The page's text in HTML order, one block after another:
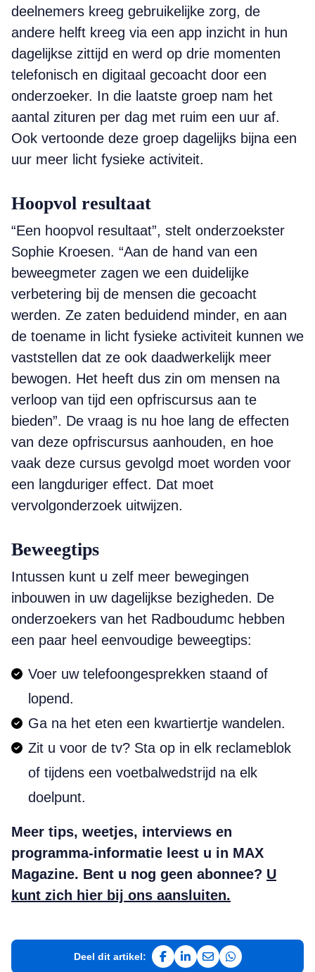
deelnemers kreeg gebruikelijke zorg, de
andere helft kreeg via een app inzicht in hun
dagelijkse zittijd en werd op drie momenten
telefonisch en digitaal gecoacht door een
onderzoeker. In die laatste groep nam het
aantal zituren per dag met ruim een uur af.
Ook vertoonde deze groep dagelijks bijna een
uur meer licht fysieke activiteit.
Hoopvol resultaat
“Een hoopvol resultaat”, stelt onderzoekster
Sophie Kroesen. “Aan de hand van een
beweegmeter zagen we een duidelijke
verbetering bij de mensen die gecoacht
werden. Ze zaten beduidend minder, en aan
de toename in licht fysieke activiteit kunnen we
vaststellen dat ze ook daadwerkelijk meer
bewogen. Het heeft dus zin om mensen na
verloop van tijd een opfriscursus aan te
bieden”. De vraag is nu hoe lang de effecten
van deze opfriscursus aanhouden, en hoe
vaak deze cursus gevolgd moet worden voor
een langduriger effect. Dat moet
vervolgonderzoek uitwijzen.
Beweegtips
Intussen kunt u zelf meer bewegingen
inbouwen in uw dagelijkse bezigheden. De
onderzoekers van het Radboudumc hebben
een paar heel eenvoudige beweegtips:
Voer uw telefoongesprekken staand of
lopend.
Ga na het eten een kwartiertje wandelen.
Zit u voor de tv? Sta op in elk reclameblok
of tijdens een voetbalwedstrijd na elk
doelpunt.
Meer tips, weetjes, interviews en
programma-informatie leest u in MAX
Magazine. Bent u nog geen abonnee? U
kunt zich hier bij ons aansluiten.
Deel dit artikel:
Deel op Facebook
Deel op LinkedIn
Deel via e-mail
Deel via